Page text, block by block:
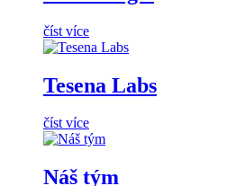
číst více
Tesena Labs
číst více
Náš tým